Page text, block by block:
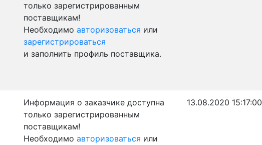
только зарегистрированным
поставщикам!
Необходимо авторизоваться или
зарегистрироваться
и заполнить профиль поставщика.
Информация о заказчике доступна
только зарегистрированным
поставщикам!
Необходимо авторизоваться или
13.08.2020 15:17:00